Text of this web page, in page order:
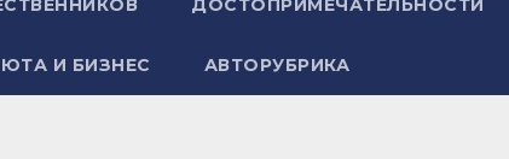
ДОСТОПРИМЕЧАТЕЛЬНОСТИ
И БИЗНЕС АВТОРУБРИКА